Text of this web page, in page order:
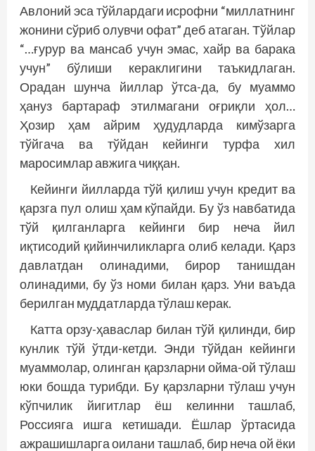
Авлоний эса тўйлардаги исрофни “миллатнинг
жонини сўриб олувчи офат” деб атаган. Тўйлар
“…ғурур ва мансаб учун эмас, хайр ва барака
учун” бўлиши кераклигини таъкидлаган.
Орадан шунча йиллар ўтса-да, бу муаммо
ҳануз бартараф этилмагани оғриқли ҳол…
Ҳозир ҳам айрим ҳудудларда кимўзарга
тўйгача ва тўйдан кейинги турфа хил
маросимлар авжига чиққан.
Кейинги йилларда тўй қилиш учун кредит ва
қарзга пул олиш ҳам кўпайди. Бу ўз навбатида
тўй қилганларга кейинги бир неча йил
иқтисодий қийинчиликларга олиб келади. Қарз
давлатдан олинадими, бирор танишдан
олинадими, бу ўз номи билан қарз. Уни ваъда
берилган муддатларда тўлаш керак.
Катта орзу-ҳаваслар билан тўй қилинди, бир
кунлик тўй ўтди-кетди. Энди тўйдан кейинги
муаммолар, олинган қарзларни ойма-ой тўлаш
юки бошда турибди. Бу қарзларни тўлаш учун
кўпчилик йигитлар ёш келинни ташлаб,
Россияга ишга кетишади. Ёшлар ўртасида
ажрашишларга оилани ташлаб, бир неча ой ёки